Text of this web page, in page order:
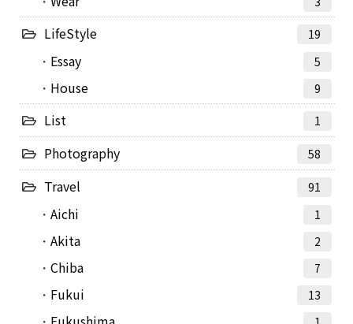
LifeStyle 19
Essay 5
House 9
List 1
Photography 58
Travel 91
Aichi 1
Akita 2
Chiba 7
Fukui 13